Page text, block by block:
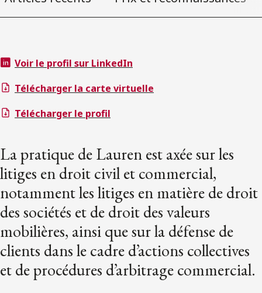
Voir le profil sur LinkedIn
Télécharger la carte virtuelle
Télécharger le profil
La pratique de Lauren est axée sur les
litiges en droit civil et commercial,
notamment les litiges en matière de droit
des sociétés et de droit des valeurs
mobilières, ainsi que sur la défense de
clients dans le cadre d’actions collectives
et de procédures d’arbitrage commercial.